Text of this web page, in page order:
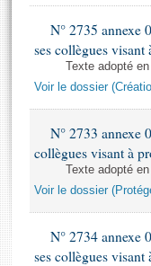
Projets de loi
Propositions de loi
Amendements
Textes adoptés
Rapports
Rapports d'enquête
Rapports législatifs
Rapports sur
Baromètre de
Histoire
Juniors
Liens vers les
Contacts et
Photos libres
N° 2735 annexe
ses collègues
Texte adopté
Voir le dossier
N° 2733 annexe
collègues visant à
Texte adopté
Voir le dossier
N° 2734 annexe
ses collègues visant